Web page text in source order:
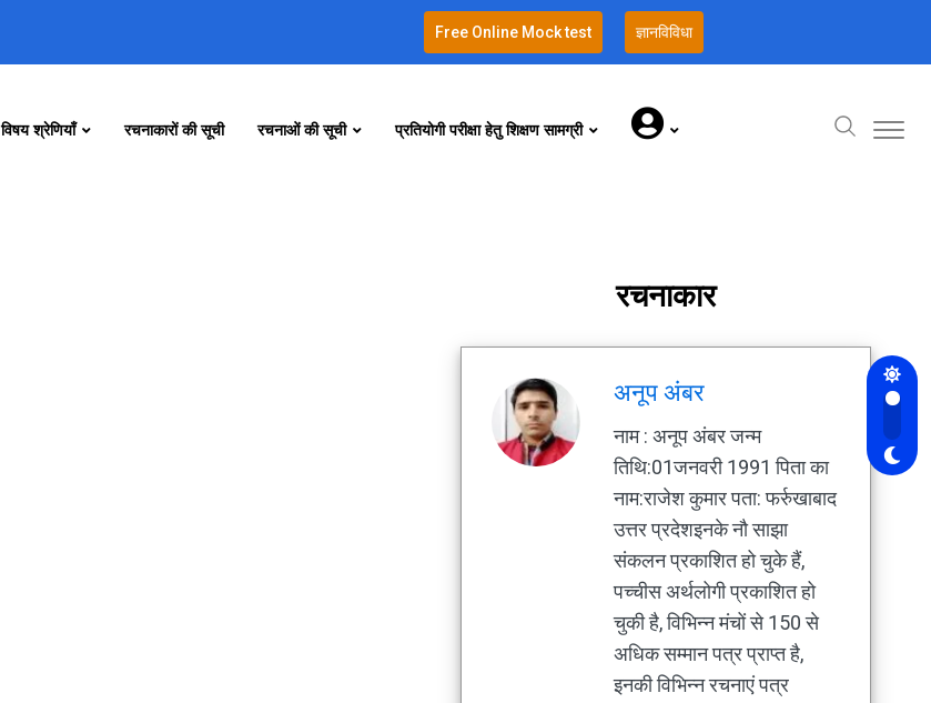
Free Online Mock test ज्ञानविविधा
विषय श्रेणियाँ रचनाकारों की सूची रचनाओं की सूची प्रतियोगी परीक्षा हेतु शिक्षण सामग्री
रचनाकार
अनूप अंबर
नाम : अनूप अंबर जन्म
तिथि:01जनवरी 1991 पिता का
नाम:राजेश कुमार पता: फर्रुखाबाद
उत्तर प्रदेशइनके नौ साझा
संकलन प्रकाशित हो चुके हैं,
पच्चीस अर्थलोगी प्रकाशित हो
चुकी है, विभिन्न मंचों से 150 से
अधिक सम्मान पत्र प्राप्त है,
इनकी विभिन्न रचनाएं पत्र